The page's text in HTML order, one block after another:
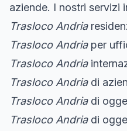
aziende. I nostri servizi
Trasloco Andria
Trasloco Andriaper
Trasloco Andria
Trasloco Andriadi
Trasloco Andriadi
Trasloco Andriadi